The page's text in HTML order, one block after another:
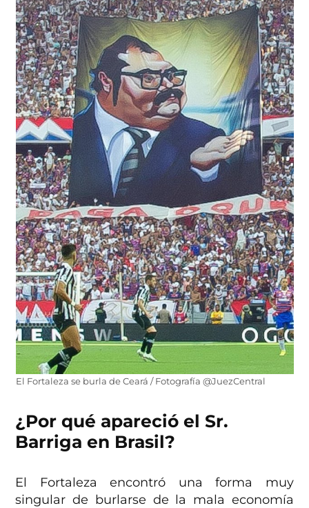
El Fortaleza se burla de Ceará / Fotografía @JuezCentral
¿Por qué apareció el Sr.
Barriga en Brasil?
El Fortaleza encontró una forma muy
singular de burlarse de la mala economía